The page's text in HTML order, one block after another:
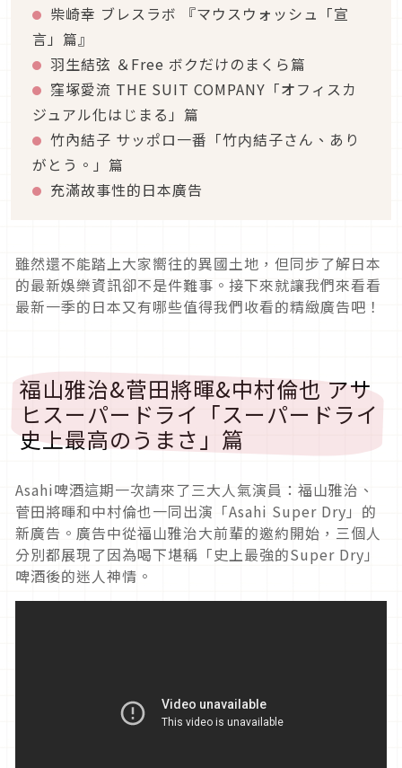
柴崎幸 ブレスラボ 『マウスウォッシュ「宣
言」篇』
羽生結弦 ＆Free ボクだけのまくら篇
窪塚愛流 THE SUIT COMPANY「オフィスカ
ジュアル化はじまる」篇
竹內結子 サッポロ一番「竹内結子さん、あり
がとう。」篇
充滿故事性的日本廣告
雖然還不能踏上大家嚮往的異國土地，但同步了解日本
的最新娛樂資訊卻不是件難事。接下來就讓我們來看看
最新一季的日本又有哪些值得我們收看的精緻廣告吧！
福山雅治&菅田將暉&中村倫也 アサ
ヒスーパードライ「スーパードライ
史上最高のうまさ」篇
Asahi啤酒這期一次請來了三大人氣演員：福山雅治、
菅田將暉和中村倫也一同出演「Asahi Super Dry」的
新廣告。廣告中從福山雅治大前輩的邀約開始，三個人
分別都展現了因為喝下堪稱「史上最強的Super Dry」
啤酒後的迷人神情。